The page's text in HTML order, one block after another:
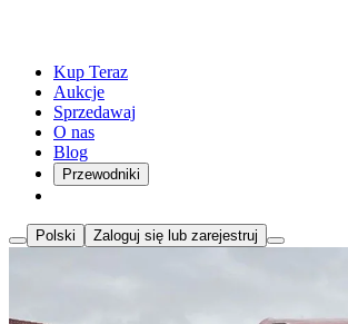
Kup Teraz
Aukcje
Sprzedawaj
O nas
Blog
Przewodniki
Polski Zaloguj się lub zarejestruj